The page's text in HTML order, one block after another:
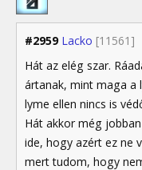
#2959 Lacko [11561]
Hát az elég szar.
ártanak, mint maga a
lyme ellen nincs is
Hát akkor még
ide, hogy azért ez ne
mert tudom, hogy